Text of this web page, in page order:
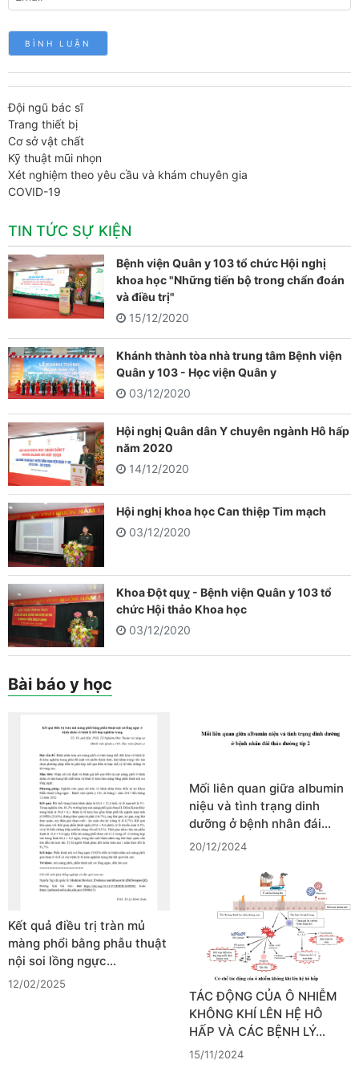
Đội ngũ bác sĩ
Trang thiết bị
Cơ sở vật chất
Kỹ thuật mũi nhọn
Xét nghiệm theo yêu cầu và khám chuyên gia
COVID-19
TIN TỨC SỰ KIỆN
Bệnh viện Quân y 103 tổ chức Hội nghị
khoa học "Những tiến bộ trong chẩn đoán
và điều trị"
15/12/2020
Khánh thành tòa nhà trung tâm Bệnh viện
Quân y 103 - Học viện Quân y
03/12/2020
Hội nghị Quân dân Y chuyên ngành Hô hấp
năm 2020
14/12/2020
Hội nghị khoa học Can thiệp Tim mạch
03/12/2020
Khoa Đột quỵ - Bệnh viện Quân y 103 tổ
chức Hội thảo Khoa học
03/12/2020
Bài báo y học
Kết quả điều trị tràn mủ
màng phổi bằng phẫu thuật
nội soi lồng ngực…
12/02/2025
Mối liên quan giữa albumin
niệu và tình trạng dinh
dưỡng ở bệnh nhân đái…
20/12/2024
TÁC ĐỘNG CỦA Ô NHIỄM
KHÔNG KHÍ LÊN HỆ HÔ
HẤP VÀ CÁC BỆNH LÝ…
15/11/2024